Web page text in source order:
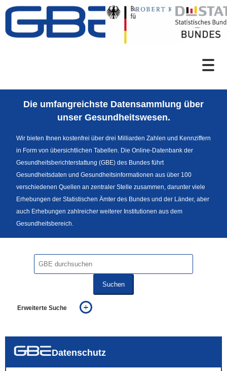
Zum Inhalt
Sprachumschaltung
Die umfangreichste Datensammlung über
unser Gesundheitswesen.
Wir bieten Ihnen kostenfrei über drei Milliarden Zahlen und Kennziffern
in Form von übersichtlichen Tabellen. Die Online-Datenbank der
Gesundheitsberichterstattung (GBE) des Bundes führt
Gesundheitsdaten und Gesundheitsinformationen aus über 100
verschiedenen Quellen an zentraler Stelle zusammen, darunter viele
Erhebungen der Statistischen Ämter des Bundes und der Länder, aber
auch Erhebungen zahlreicher weiterer Institutionen aus dem
Gesundheitsbereich.
Suchen
Erweiterte Suche
auch in allen Texten suchen (Volltextsuche)
Datenschutz